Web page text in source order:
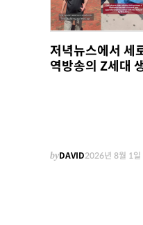
저녁뉴스에서 세
역방송의 Z세대
byDAVID2026년 8월 1일